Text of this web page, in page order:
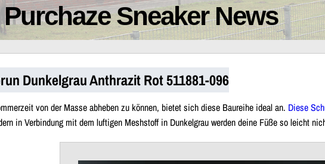
Purchaze Sneaker News
Dunkelgrau Anthrazit Rot 511881-096
von der Masse abheben zu können, bietet sich diese Baureihe ideal an. Diese
in Verbindung mit dem luftigen Meshstoff in Dunkelgrau werden deine Füße so leicht